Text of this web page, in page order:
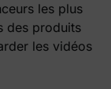
les plus
des produits
les vidéos